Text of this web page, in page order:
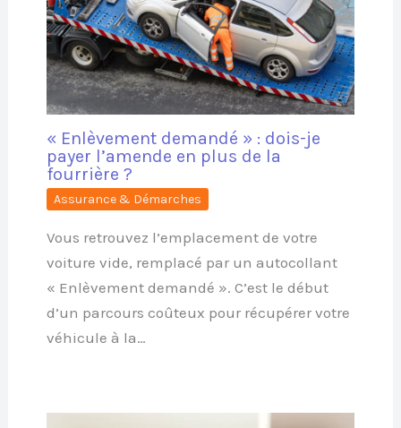
« Enlèvement demandé » : dois-je
payer l’amende en plus de la
fourrière ?
Assurance & Démarches
Vous retrouvez l’emplacement de votre
voiture vide, remplacé par un autocollant
« Enlèvement demandé ». C’est le début
d’un parcours coûteux pour récupérer votre
véhicule à la…